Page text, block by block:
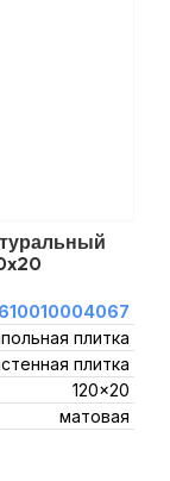
610010004067
плитка
плитка
120x20
матовая